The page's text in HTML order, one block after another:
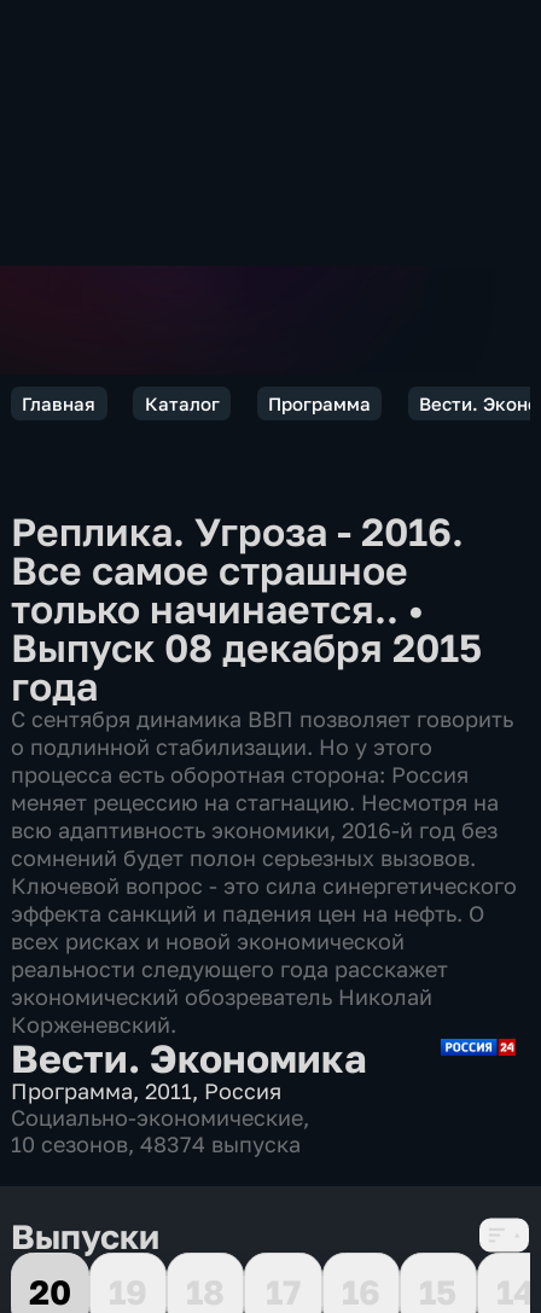
Главная Каталог Программа Вести.
Реплика. Угроза - 2016.
Все самое страшное
только начинается.. •
Выпуск 08 декабря 2015
года
С сентября динамика ВВП позволяет говорить
о подлинной стабилизации. Но у этого
процесса есть оборотная сторона: Россия
меняет рецессию на стагнацию. Несмотря на
всю адаптивность экономики, 2016-й год без
сомнений будет полон серьезных вызовов.
Ключевой вопрос - это сила синергетического
эффекта санкций и падения цен на нефть. О
всех рисках и новой экономической
реальности следующего года расскажет
экономический обозреватель Николай
Корженевский.
Вести. Экономика
Программа,2011, Россия
Социально-экономические,
10 сезонов, 48374 выпуска
Выпуски
20
19 18 17 16 15
14